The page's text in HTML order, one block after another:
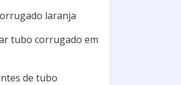
laranja
tubo corrugado em
de tubo